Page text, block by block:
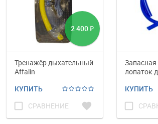
2 400 ₽
Тренажёр дыхательный
Affalin
КУПИТЬ
check_box_outline_blank СРАВНЕНИЕ favorite
Запасная
лопаток
КУПИТЬ
check_box_outline_blank